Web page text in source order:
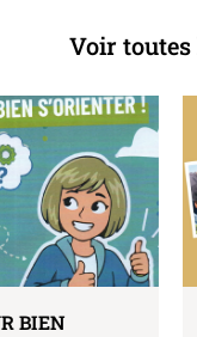
Voir
PORTES